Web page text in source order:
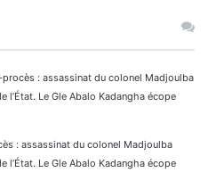
: assassinat du colonel Madjoulba
l’État. Le Gle Abalo Kadangha écope
: assassinat du colonel Madjoulba
l’État. Le Gle Abalo Kadangha écope